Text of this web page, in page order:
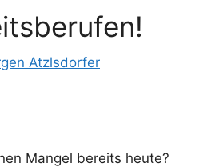
Atzlsdorfer
Mangel bereits heute?